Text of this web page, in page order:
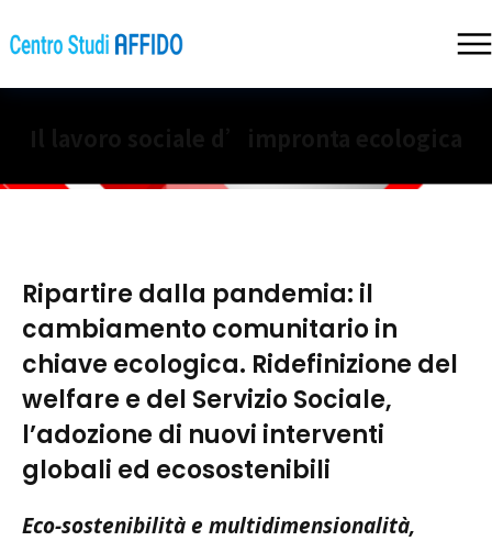
Ripartire dalla pandemia: il
cambiamento comunitario in
chiave ecologica. Ridefinizione del
welfare e del Servizio Sociale,
l’adozione di nuovi interventi
globali ed ecosostenibili
Eco-sostenibilità e multidimensionalità,